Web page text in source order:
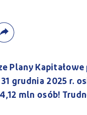
Plany
grudnia 2025 r.
mln osób!